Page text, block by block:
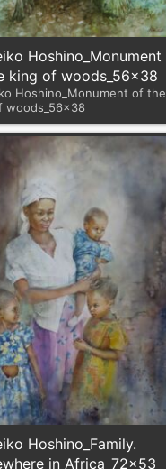
Hoshino_Monument
king of woods_56x38
Hoshino_Monument of the
woods_56x38
Hoshino_Family.
in Africa_72x53